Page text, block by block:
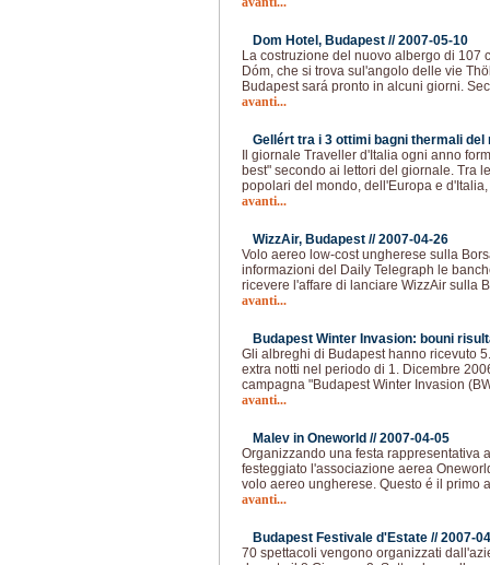
Dom Hotel, Budapest //2007-05-10
La costruzione del nuovo albergo di 107
Dóm, che si trova sul'angolo delle vie
Budapest sará pronto in alcuni giorni.
avanti...
Gellért tra i 3 ottimi bagni thermali del
Il giornale Traveller d'Italia ogni anno
best" secondo ai lettori del giornale. Tra
popolari del mondo, dell'Europa e
avanti...
WizzAir, Budapest //2007-04-26
Volo aereo low-cost ungherese sulla
informazioni del Daily Telegraph le
ricevere l'affare di lanciare WizzAir sulla
avanti...
Budapest Winter Invasion: bouni
Gli albreghi di Budapest hanno ricevuto
extra notti nel periodo di 1. Dicembre
campagna "Budapest Winter Invasion
avanti...
Malev in Oneworld //2007-04-05
Organizzando una festa rappresentativa
festeggiato l'associazione aerea
volo aereo ungherese. Questo é il primo
avanti...
Budapest Festivale d'Estate //2007-
70 spettacoli vengono organizzati